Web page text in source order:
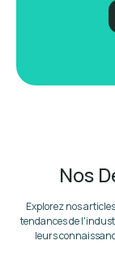
Nos
Explorez nos
tendances de
leurs